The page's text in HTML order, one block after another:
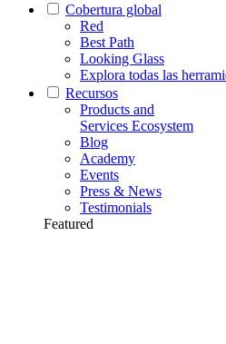
Cobertura global
Red
Best Path
Looking Glass
Explora todas las
Recursos
Products and
Services Ecosystem
Blog
Academy
Events
Press & News
Testimonials
Featured